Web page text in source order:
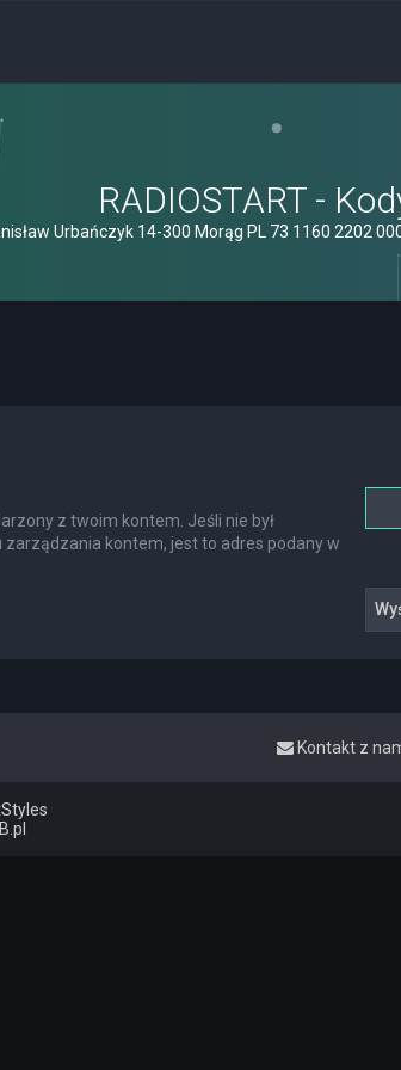
RADIOSTART -
Urbańczyk 14-300 Morąg PL 73 1160 2202
z twoim kontem. Jeśli nie był
kontem, jest to adres podany w
Kontakt z